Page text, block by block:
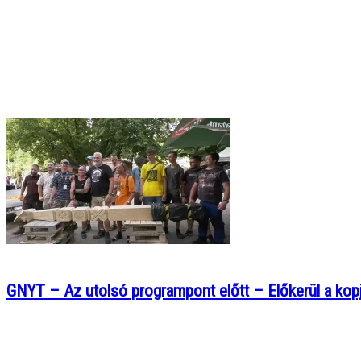
GNYT – Az utolsó programpont előtt – Előkerül a